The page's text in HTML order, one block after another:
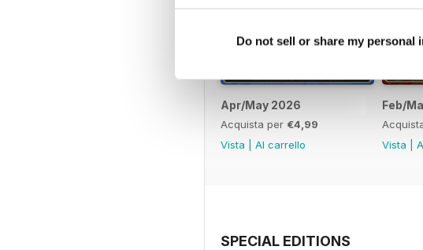
Do not sell or share my personal
Apr/May 2026
Acquista per €4,99
Vista
Al carrello
Feb/
Vista
SPECIAL EDITIONS